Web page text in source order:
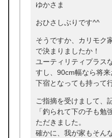
ゆかさま
おひさしぶりです^^
そうですか、カリモク
で決まりましたか！
ユーティリティプラス
すし、90cm幅なら将
下宿となっても持って
ご指摘を受けまして、
「釣られて下の子も
ただきました。
確かに、我が家もそん